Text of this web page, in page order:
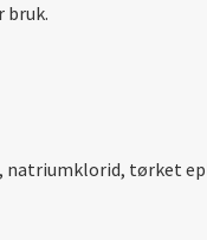
bruk.
tørket